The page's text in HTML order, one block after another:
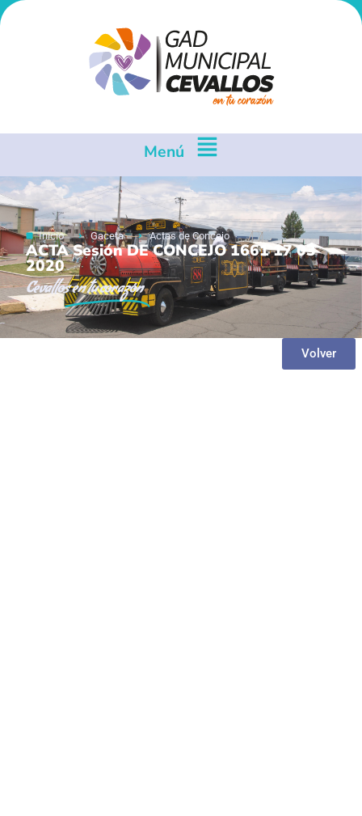
Menú
Inicio Gaceta Actas de Concejo
ACTA Sesión DE CONCEJO 1661 17 03
2020
Cevallosen tu corazón
Volver